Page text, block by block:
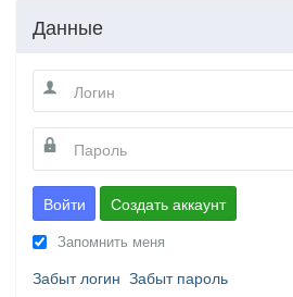
Данные
Войти Создать аккаунт
Запомнить меня
Забыт логин Забыт пароль